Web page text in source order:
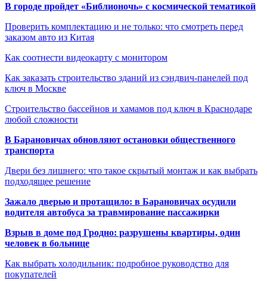
В городе пройдет «Библионочь» с космической тематикой
Проверить комплектацию и не только: что смотреть перед
заказом авто из Китая
Как соотнести видеокарту с монитором
Как заказать строительство зданий из сэндвич-панелей под
ключ в Москве
Строительство бассейнов и хамамов под ключ в Краснодаре
любой сложности
В Барановичах обновляют остановки общественного
транспорта
Двери без лишнего: что такое скрытый монтаж и как выбрать
подходящее решение
Зажало дверью и протащило: в Барановичах осудили
водителя автобуса за травмирование пассажирки
Взрыв в доме под Гродно: разрушены квартиры, один
человек в больнице
Как выбрать холодильник: подробное руководство для
покупателей